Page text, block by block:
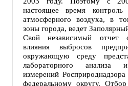
настоящее время контроль
атмосферного воздуха, в
зоны города, ведет
Свой независимый отчет
влияния выбросов
окружающую среду
лабораторного анализа
измерений
федеральному округу.